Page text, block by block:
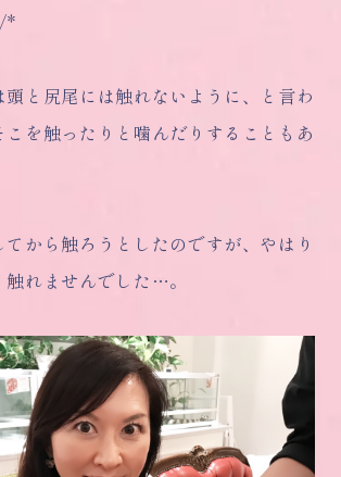
*
と尻尾には触れないように、と言わ
を触ったりと噛んだりすることもあ
てから触ろうとしたのですが、やはり
触れませんでした…。